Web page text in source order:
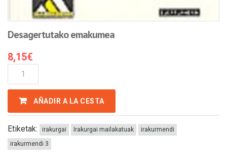
Desagertutako emakumea
8,15€
Desagertutako
Emakumea
Cantidad
AÑADIR A LA CESTA
Etiketak: irakurgai Irakurgai mailakatuak
irakurmendi
irakurmendi 3